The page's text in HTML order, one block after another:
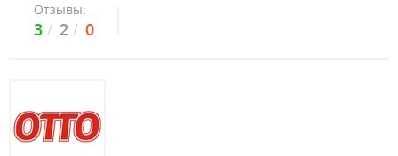
Отзывы:
3 2 0